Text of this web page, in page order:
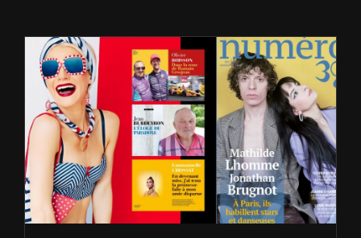
À L’AGENDA
OÙ TROUVER NUMÉRO 39
LIRE NUMÉRO 39